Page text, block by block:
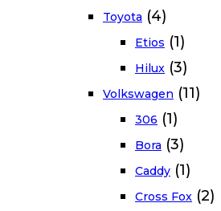
Toyota (4)
Etios (1)
Hilux (3)
Volkswagen (11)
306 (1)
Bora (3)
Caddy (1)
Cross Fox (2)